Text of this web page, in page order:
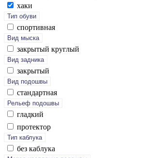
ха­ки
Тип обуви
спор­тивная
Вид мыска
зак­ры­тый круг­лый
Вид задника
зак­ры­тый
Вид подошвы
стан­дарт­ная
Рельеф подошвы
глад­кий
про­тек­тор
Тип каблука
без каб­лу­ка